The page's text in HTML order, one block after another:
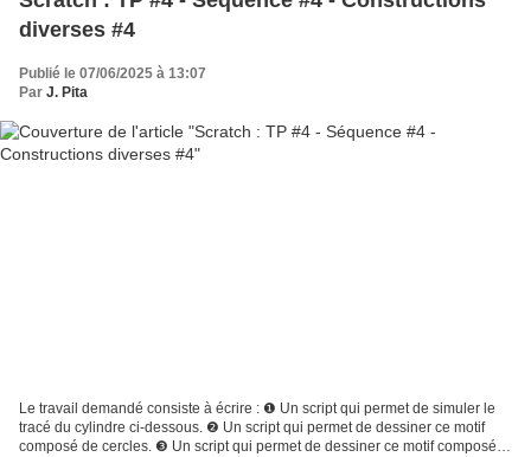
diverses #4
Publié le 07/06/2025 à 13:07
Par J. Pita
Le travail demandé consiste à écrire : ❶ Un script qui permet de simuler le
tracé du cylindre ci-dessous. ❷ Un script qui permet de dessiner ce motif
composé de cercles. ❸ Un script qui permet de dessiner ce motif composé